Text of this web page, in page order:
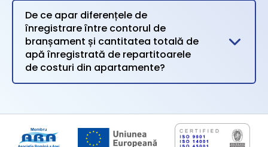
De ce apar diferențele de
înregistrare între contorul de
branșament și cantitatea totală de
apă înregistrată de repartitoarele
de costuri din apartamente?